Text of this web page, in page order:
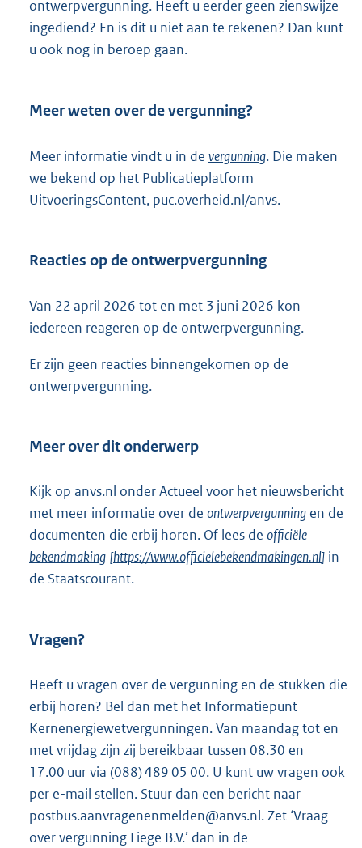
i
n
ontwerpvergunning. Heeft u eerder geen zienswijze
ingediend? En is dit u niet aan te rekenen? Dan kunt
u ook nog in beroep gaan.
Meer weten over de vergunning?
Meer informatie vindt u in de vergunning. Die maken
we bekend op het Publicatieplatform
UitvoeringsContent, puc.overheid.nl/anvs.
Reacties op de ontwerpvergunning
Van 22 april 2026 tot en met 3 juni 2026 kon
iedereen reageren op de ontwerpvergunning.
Er zijn geen reacties binnengekomen op de
ontwerpvergunning.
Meer over dit onderwerp
Kijk op anvs.nl onder Actueel voor het nieuwsbericht
met meer informatie over de ontwerpvergunning en de
documenten die erbij horen. Of lees de officiële
bekendmaking [https://www.officielebekendmakingen.nl] in
de Staatscourant.
Vragen?
Heeft u vragen over de vergunning en de stukken die
erbij horen? Bel dan met het Informatiepunt
Kernenergiewetvergunningen. Van maandag tot en
met vrijdag zijn zij bereikbaar tussen 08.30 en
17.00 uur via (088) 489 05 00. U kunt uw vragen ook
per e-mail stellen. Stuur dan een bericht naar
postbus.aanvragenenmelden@anvs.nl. Zet ‘Vraag
over vergunning Fiege B.V.’ dan in de